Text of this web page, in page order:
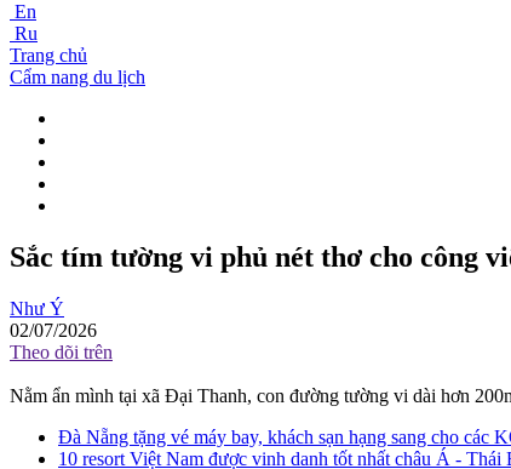
En
Ru
Trang chủ
Cẩm nang du lịch
Sắc tím tường vi phủ nét thơ cho công
Như Ý
02/07/2026
Theo dõi trên
Nằm ẩn mình tại xã Đại Thanh, con đường tường vi dài hơn
Đà Nẵng tặng vé máy bay, khách sạn hạng sang cho các
10 resort Việt Nam được vinh danh tốt nhất châu Á -